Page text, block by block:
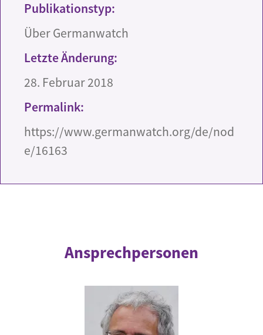
Publikationstyp:
Über Germanwatch
Letzte Änderung:
28. Februar 2018
Permalink:
https://www.germanwatch.org/de/nod
e/16163
Ansprechpersonen